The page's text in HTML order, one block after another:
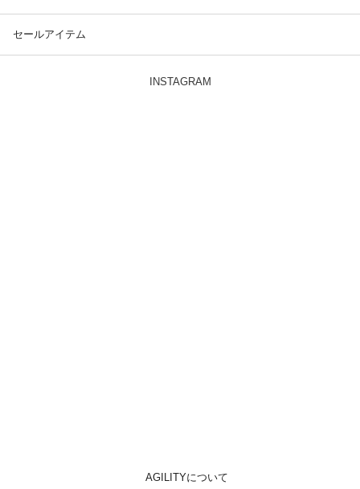
セールアイテム
INSTAGRAM
AGILITYについて